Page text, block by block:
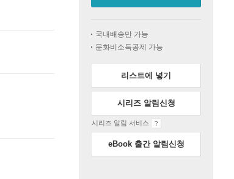
국내배송만 가능
문화비소득공제 가능
리스트에 넣기
시리즈 알림신청
시리즈 알림 서비스
eBook 출간 알림신청